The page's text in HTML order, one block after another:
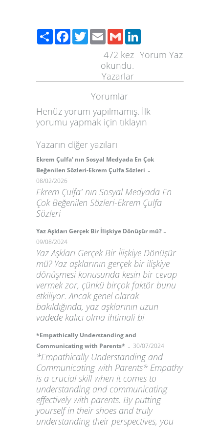
PaylaşFacebook
TwitterEmailGmail
Yorum Yaz
472 kez
okundu.
Yazarlar
Yorumlar
Henüz yorum yapılmamış. İlk
yorumu yapmak için tıklayın
Yazarın diğer yazıları
Ekrem Çulfa' nın Sosyal Medyada En Çok
Beğenilen Sözleri-Ekrem Çulfa Sözleri -
08/02/2026
Ekrem Çulfa' nın Sosyal Medyada En
Çok Beğenilen Sözleri-Ekrem Çulfa
Sözleri
Yaz Aşkları Gerçek Bir İlişkiye Dönüşür mü? -
09/08/2024
Yaz Aşkları Gerçek Bir İlişkiye Dönüşür
mü? Yaz aşklarının gerçek bir ilişkiye
dönüşmesi konusunda kesin bir cevap
vermek zor, çünkü birçok faktör bunu
etkiliyor. Ancak genel olarak
bakıldığında, yaz aşklarının uzun
vadede kalıcı olma ihtimali bi
*Empathically Understanding and
Communicating with Parents* - 30/07/2024
*Empathically Understanding and
Communicating with Parents* Empathy
is a crucial skill when it comes to
understanding and communicating
effectively with parents. By putting
yourself in their shoes and truly
understanding their perspectives, you